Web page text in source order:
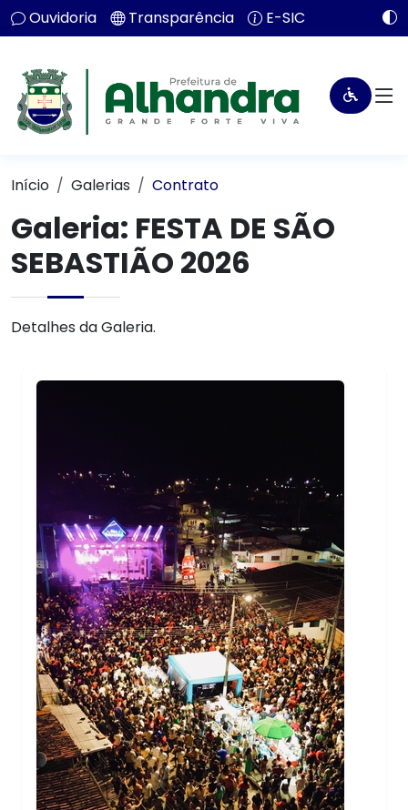
Ouvidoria Transparência E-SIC
Início Galerias Contrato
Galeria: FESTA DE SÃO
SEBASTIÃO 2026
Detalhes da Galeria.